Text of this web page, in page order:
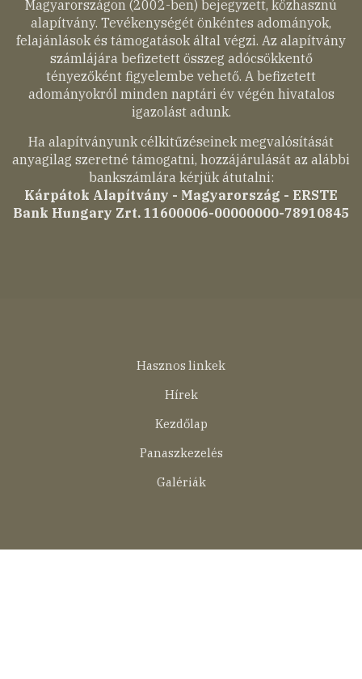
Magyarországon (2002-ben) bejegyzett, közhasznú
alapítvány. Tevékenységét önkéntes adományok,
felajánlások és támogatások által végzi. Az alapítvány
számlájára befizetett összeg adócsökkentő
tényezőként figyelembe vehető. A befizetett
adományokról minden naptári év végén hivatalos
igazolást adunk.
Ha alapítványunk célkitűzéseinek megvalósítását
anyagilag szeretné támogatni, hozzájárulását az alábbi
bankszámlára kérjük átutalni:
Kárpátok Alapítvány - Magyarország - ERSTE
Bank Hungary Zrt. 11600006-00000000-78910845
Hasznos linkek
Hírek
Kezdőlap
Panaszkezelés
Galériák